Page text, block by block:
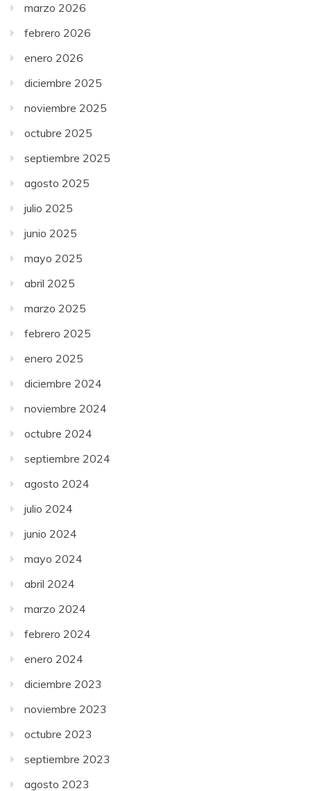
marzo 2026
febrero 2026
enero 2026
diciembre 2025
noviembre 2025
octubre 2025
septiembre 2025
agosto 2025
julio 2025
junio 2025
mayo 2025
abril 2025
marzo 2025
febrero 2025
enero 2025
diciembre 2024
noviembre 2024
octubre 2024
septiembre 2024
agosto 2024
julio 2024
junio 2024
mayo 2024
abril 2024
marzo 2024
febrero 2024
enero 2024
diciembre 2023
noviembre 2023
octubre 2023
septiembre 2023
agosto 2023